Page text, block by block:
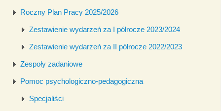
Roczny Plan Pracy 2025/2026
Zestawienie wydarzeń za I półrocze 2023/2024
Zestawienie wydarzeń za II półrocze 2022/2023
Zespoły zadaniowe
Pomoc psychologiczno-pedagogiczna
Specjaliści